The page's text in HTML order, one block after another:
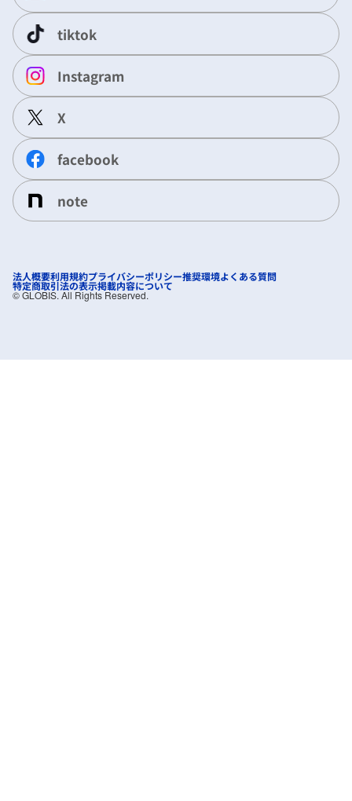
tiktok
Instagram
X
facebook
note
法人概要利用規約プライバシーポリシー推奨環境よくある質問
特定商取引法の表示掲載内容について
©︎ GLOBIS. All Rights Reserved.